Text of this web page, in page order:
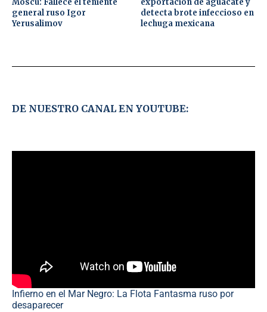
Moscú: Fallece el teniente
general ruso Igor
Yerusalimov
exportación de aguacate y
detecta brote infeccioso en
lechuga mexicana
DE NUESTRO CANAL EN YOUTUBE:
Infierno en el Mar Negro: La Flota Fantasma ruso por
desaparecer